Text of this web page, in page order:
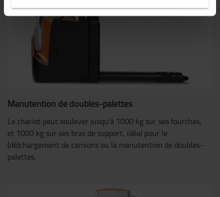
Manutention de doubles-palettes
Le chariot peut soulever jusqu'à 1000 kg sur ses fourches,
et 1000 kg sur ses bras de support, idéal pour le
(dé)chargement de camions ou la manutention de doubles-
palettes,